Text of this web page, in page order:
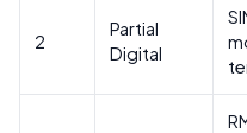
2
Partial
Digital